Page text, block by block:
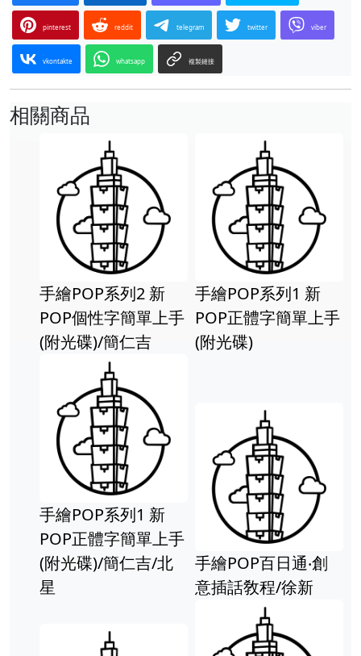
pinterest reddit telegram twitter viber
vkontakte whatsapp 複製鏈接
相關商品
手繪POP系列2 新
POP個性字簡單上手
(附光碟)/簡仁吉
手繪POP系列1 新
POP正體字簡單上手
(附光碟)
手繪POP系列1 新
POP正體字簡單上手
(附光碟)/簡仁吉/北
星
手繪POP百日通‧創
意插話敎程/徐新